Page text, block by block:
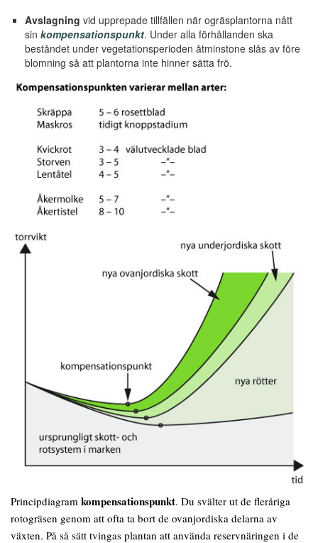
Avslagning vid upprepade tillfällen när ogräsplantorna nått
sin kompensationspunkt. Under alla förhållanden ska
beståndet under vegetationsperioden åtminstone slås av före
blomning så att plantorna inte hinner sätta frö.
Principdiagram kompensationspunkt. Du svälter ut de fleråriga
rotogräsen genom att ofta ta bort de ovanjordiska delarna av
växten. På så sätt tvingas plantan att använda reservnäringen i de